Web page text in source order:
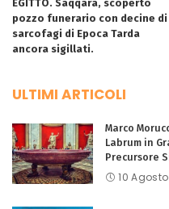
EGITTO. Saqqara, scoperto
pozzo funerario con decine di
sarcofagi di Epoca Tarda
ancora sigillati.
ULTIMI ARTICOLI
Marco
Labrum in
Precursore
10